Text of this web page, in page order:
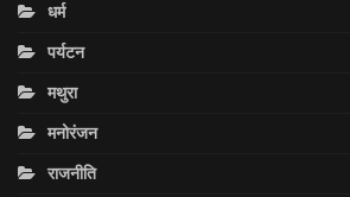
धर्म
पर्यटन
मथुरा
मनोरंजन
राजनीति